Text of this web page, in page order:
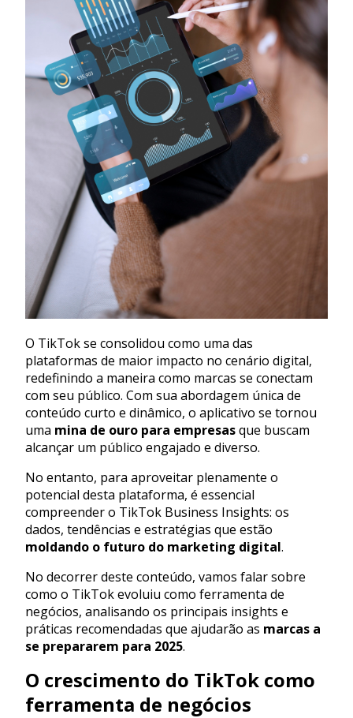
O TikTok se consolidou como uma das
plataformas de maior impacto no cenário digital,
redefinindo a maneira como marcas se conectam
com seu público. Com sua abordagem única de
conteúdo curto e dinâmico, o aplicativo se tornou
uma mina de ouro para empresasque buscam
alcançar um público engajado e diverso.
No entanto, para aproveitar plenamente o
potencial desta plataforma, é essencial
compreender o TikTok Business Insights: os
dados, tendências e estratégias que estão
moldando o futuro do marketing digital.
No decorrer deste conteúdo, vamos falar sobre
como o TikTok evoluiu como ferramenta de
negócios, analisando os principais insights e
práticas recomendadas que ajudarão as marcas a
se prepararem para 2025.
O crescimento do TikTok como
ferramenta de negócios